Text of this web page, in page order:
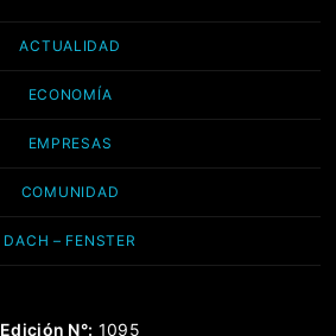
ACTUALIDAD
ECONOMÍA
EMPRESAS
COMUNIDAD
DACH – FENSTER
Edición N°: 1095